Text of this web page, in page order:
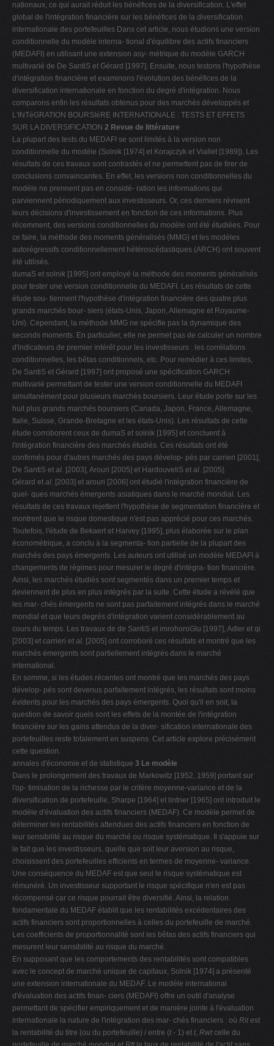
nationaux, ce qui aurait réduit les bénéfices de la diversification. L'effet
global de l'intégration financière sur les bénéfices de la diversification
internationale des portefeuilles Dans cet article, nous étudions une version
conditionnelle du modèle interna- tional d'équilibre des actifs financiers
(MEDAFI) en utilisant une extension asy- métrique du modèle GARCH
multivarié de De SantiS et Gérard [1997]. Ensuite, nous testons l'hypothèse
d'intégration financière et examinons l'évolution des bénéfices de la
diversification internationale en fonction du degré d'intégration. Nous
comparons enfin les résultats obtenus pour des marchés développés et
L'INTéGRATION BOURSIèRE INTERNATIONALE : TESTS ET EFFETS
SUR LA DIVERSIFICATION 2 Revue de littérature
La plupart des tests du MEDAFI se sont limités à la version non
conditionnelle du modèle (Solnik [1974] et Korajczyk et Viallet [1989]). Les
résultats de ces travaux sont contrastés et ne permettent pas de tirer de
conclusions convaincantes. En effet, les versions non conditionnelles du
modèle ne prennent pas en considé- ration les informations qui
parviennent périodiquement aux investisseurs. Or, ces derniers révisent
leurs décisions d'investissement en fonction de ces informations. Plus
récemment, des versions conditionnelles du modèle ont été étudiées. Pour
ce faire, la méthode des moments généralisés (MMG) et les modèles
autorégressifs conditionnellement hétéroscédastiques (ARCH) ont souvent
été utilisés.
dumaS et solnik [1995] ont employé la méthode des moments généralisés
pour tester une version conditionnelle du MEDAFI. Les résultats de cette
étude sou- tiennent l'hypothèse d'intégration financière des quatre plus
grands marchés bour- siers (états-Unis, Japon, Allemagne et Royaume-
Uni). Cependant, la méthode MMG ne spécifie pas la dynamique des
seconds moments. En particulier, elle ne permet pas de calculer un nombre
d'indicateurs de premier intérêt pour les investisseurs : les corrélations
conditionnelles, les bêtas conditionnels, etc. Pour remédier à ces limites,
De SantiS et Gérard [1997] ont proposé une spécification GARCH
multivarié permettant de tester une version conditionnelle du MEDAFI
simultanément pour plusieurs marchés boursiers. Leur étude porte sur les
huit plus grands marchés boursiers (Canada, Japon, France, Allemagne,
Italie, Suisse, Grande-Bretagne et les états-Unis). Les résultats de cette
étude corroborent ceux de dumaS et solnik [1995] et concluent à
l'intégration financière des marchés étudiés. Ces résultats ont été
confirmés pour d'autres marchés des pays dévelop- pés par carrieri [2001],
De SantiS et al. [2003], Arouri [2005] et HardouveliS et al. [2005].
Gérard et al. [2003] et arouri [2006] ont étudié l'intégration financière de
quel- ques marchés émergents asiatiques dans le marché mondial. Les
résultats de ces travaux rejettent l'hypothèse de segmentation financière et
montrent que le risque domestique n'est pas apprécié pour ces marchés.
Toutefois, l'étude de Bekaert et Harvey [1995], plus élaborée sur le plan
économétrique, a conclu à la segmenta- tion partielle de la plupart des
marchés des pays émergents. Les auteurs ont utilisé un modèle MEDAFI à
changements de régimes pour mesurer le degré d'intégra- tion financière.
Ainsi, les marchés étudiés sont segmentés dans un premier temps et
deviennent de plus en plus intégrés par la suite. Cette étude a révélé que
les mar- chés émergents ne sont pas parfaitement intégrés dans le marché
mondial et que leurs degrés d'intégration varient considérablement au
cours du temps. Les travaux de de SantiS et imrohoroGlu [1997], Adler et qi
[2003] et carrieri et al. [2005] ont corroboré ces résultats et montré que les
marchés émergents sont partiellement intégrés dans le marché
international.
En somme, si les études récentes ont montré que les marchés des pays
dévelop- pés sont devenus parfaitement intégrés, les résultats sont moins
évidents pour les marchés des pays émergents. Quoi qu'il en soit, la
question de savoir quels sont les effets de la montée de l'intégration
financière sur les gains attendus de la diver- sification internationale des
portefeuilles reste totalement en suspens. Cet article explore précisément
cette question.
annales d'économie et de statistique 3 Le modèle
Dans le prolongement des travaux de Markowitz [1952, 1959] portant sur
l'op- timisation de la richesse par le critère moyenne-variance et de la
diversification de portefeuille, Sharpe [1964] et lintner [1965] ont introduit le
modèle d'évaluation des actifs financiers (MEDAF). Ce modèle permet de
déterminer les rentabilités attendues des actifs financiers en fonction de
leur sensibilité au risque du marché ou risque systématique. Il s'appuie sur
le fait que les investisseurs, quelle que soit leur aversion au risque,
choisissent des portefeuilles efficients en termes de moyenne- variance.
Une conséquence du MEDAF est que seul le risque systématique est
rémunéré. Un investisseur supportant le risque spécifique n'en est pas
récompensé car ce risque pourrait être diversifié. Ainsi, la relation
fondamentale du MEDAF établit que les rentabilités excédentaires des
actifs financiers sont proportionnelles à celles du portefeuille de marché.
Les coefficients de proportionnalité sont les bêtas des actifs financiers qui
mesurent leur sensibilité au risque du marché.
En supposant que les comportements des rentabilités sont compatibles
avec le concept de marché unique de capitaux, Solnik [1974] a présenté
une extension internationale du MEDAF. Le modèle international
d'évaluation des actifs finan- ciers (MEDAFI) offre un outil d'analyse
permettant de spécifier empiriquement et de manière jointe à l'évaluation
internationale la nature de l'intégration des mar- chés financiers : où Ritest
la rentabilité du titre (ou du portefeuille) i entre (t- 1) et t, Rwtcelle du